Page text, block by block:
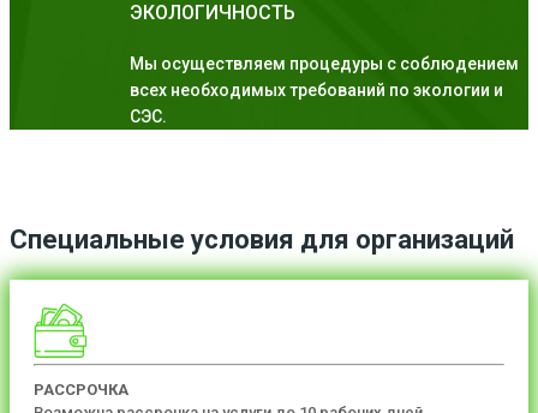
ЭКОЛОГИЧНОСТЬ
Мы осуществляем процедуры с соблюдением
всех необходимых требований по экологии и
СЭС.
Специальные условия для организаций
РАССРОЧКА